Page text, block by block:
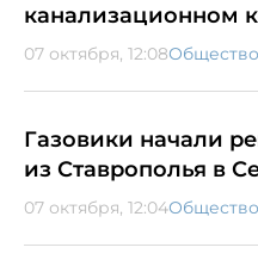
канализационном
07 октября, 12:08Общество
Газовики начали
из Ставрополья в
07 октября, 12:04Общество